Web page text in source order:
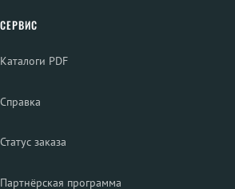
СЕРВИС
Каталоги PDF
Справка
Статус заказа
Партнёрская программа